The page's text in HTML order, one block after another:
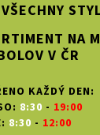
NA
V ČR
KAŽDÝ DEN:
8:30 - 19:00
8:30 - 12:00